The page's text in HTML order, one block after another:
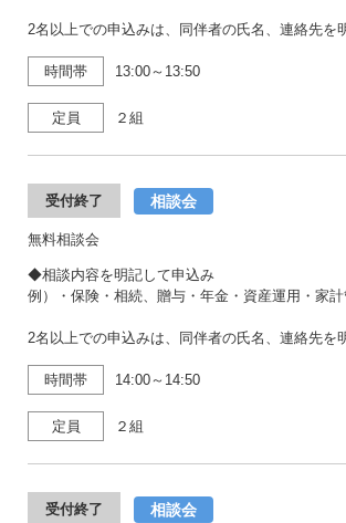
2名以上での申込みは、同伴者の氏名、連絡先を
時間帯 13:00～13:50
定員 ２組
受付終了 相談会
無料相談会
◆相談内容を明記して申込み
例）・保険・相続、贈与・年金・資産運用・家
2名以上での申込みは、同伴者の氏名、連絡先を
時間帯 14:00～14:50
定員 ２組
受付終了 相談会